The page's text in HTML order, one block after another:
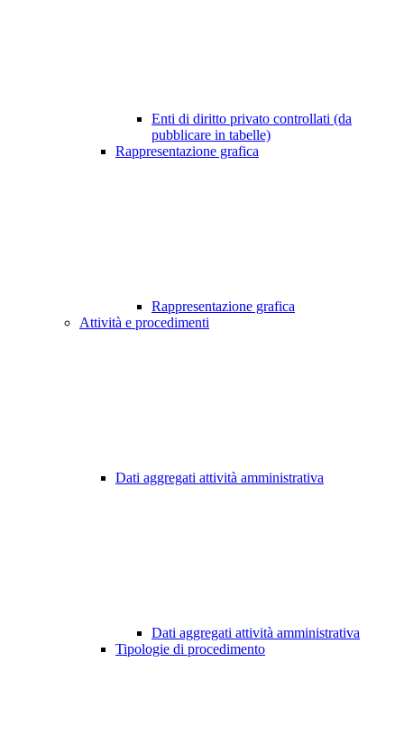
Enti di diritto privato controllati (da
pubblicare in tabelle)
Rappresentazione grafica
Rappresentazione grafica
Attività e procedimenti
Dati aggregati attività amministrativa
Dati aggregati attività amministrativa
Tipologie di procedimento